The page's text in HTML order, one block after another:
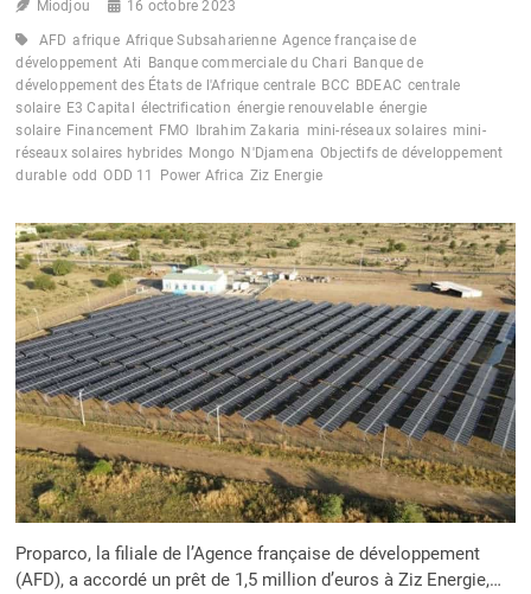
$
POUR
L’EAU
Miodjou 16 octobre 2023
AFD afrique Afrique Subsaharienne Agence française de
développement Ati Banque commerciale du Chari Banque de
développement des États de l'Afrique centrale BCC BDEAC centrale
solaire E3 Capital électrification énergie renouvelable énergie
solaire Financement FMO Ibrahim Zakaria mini-réseaux solaires mini-
réseaux solaires hybrides Mongo N'Djamena Objectifs de développement
durable odd ODD 11 Power Africa Ziz Energie
Proparco, la filiale de l’Agence française de développement
(AFD), a accordé un prêt de 1,5 million d’euros à Ziz Energie,…